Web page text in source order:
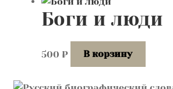
Боги и люди
500 ₽ В корзину